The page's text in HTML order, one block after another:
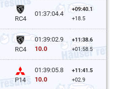
RC4
01:37:04.4
+09:40.1
+18.5
RC4
01:39:02.9
10.0
+11:38.6
+01:58.5
P14
01:39:05.8
10.0
+11:41.5
+02.9